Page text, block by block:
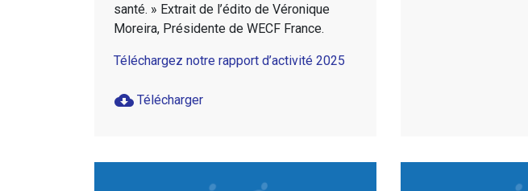
santé. » Extrait de l’édito de Véronique
Moreira, Présidente de WECF France.
Téléchargez notre rapport d’activité 2025
cloud_download Télécharger